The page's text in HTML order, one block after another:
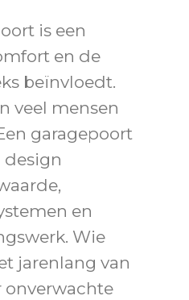
is een
en de
beïnvloedt.
veel mensen
garagepoort
design
en
Wie
jarenlang van
onverwachte